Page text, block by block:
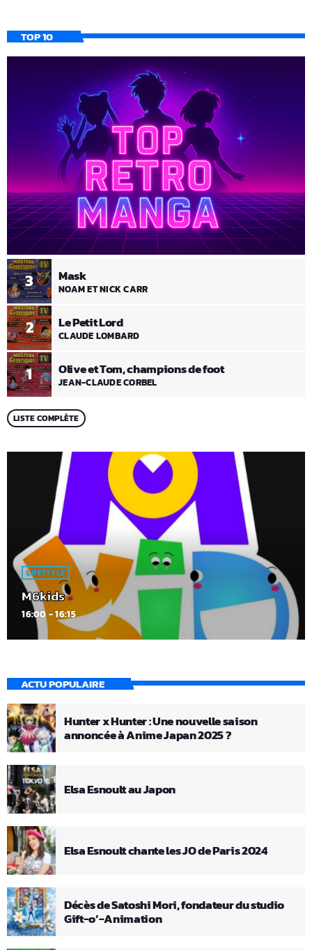
TOP 10
1 Olive et Tom, champions de foot
JEAN-CLAUDE CORBEL
2 Le Petit Lord
CLAUDE LOMBARD
3 Mask
NOAM ET NICK CARR
LISTE COMPLÈTE
LIFESTYLE
M6kids
16:00 - 16:15
ACTU POPULAIRE
Hunter x Hunter : Une nouvelle saison
annoncée à Anime Japan 2025 ?
Elsa Esnoult au Japon
Elsa Esnoult chante les JO de Paris 2024
Décès de Satoshi Mori, fondateur du studio
Gift-o’-Animation